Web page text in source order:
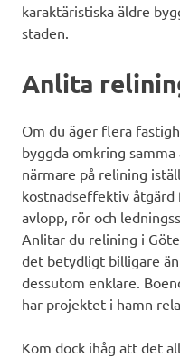
karaktäristiska äldre
staden.
Anlita
Om du äger flera
byggda omkring
närmare på relining
kostnadseffektiv
avlopp, rör och
Anlitar du relining i
det betydligt billigare
dessutom enklare.
har projektet i hamn
Kom dock ihåg att det